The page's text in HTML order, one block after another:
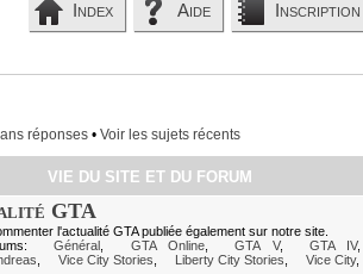
Index Aide Inscription
réponses• Voir les sujets récents
VIE DU SITE ET DU FORUM
GTA
l'actualité GTA publiée également sur notre site.
Général GTA Online, GTA V, GTA IV
Vice City Stories Liberty City Stories Vice City,